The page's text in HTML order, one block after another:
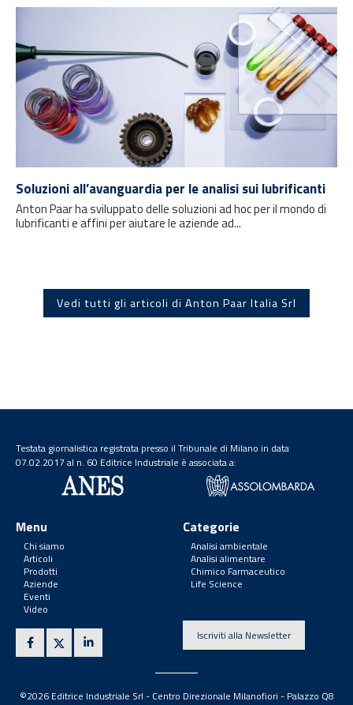
Soluzioni all’avanguardia per le analisi sui lubrificanti
Anton Paar ha sviluppato delle soluzioni ad hoc per il mondo di
lubrificanti e affini per aiutare le aziende ad...
Vedi tutti gli articoli di Anton Paar Italia Srl
Testata giornalistica registrata presso il Tribunale di Milano in data
07.02.2017 al n. 60 Editrice Industriale è associata a:
Menu
Chi siamo
Articoli
Prodotti
Aziende
Eventi
Video
Categorie
Analisi ambientale
Analisi alimentare
Chimico Farmaceutico
Life Science
Iscriviti alla Newsletter
©2026 Editrice Industriale Srl - Centro Direzionale Milanofiori - Palazzo Q8